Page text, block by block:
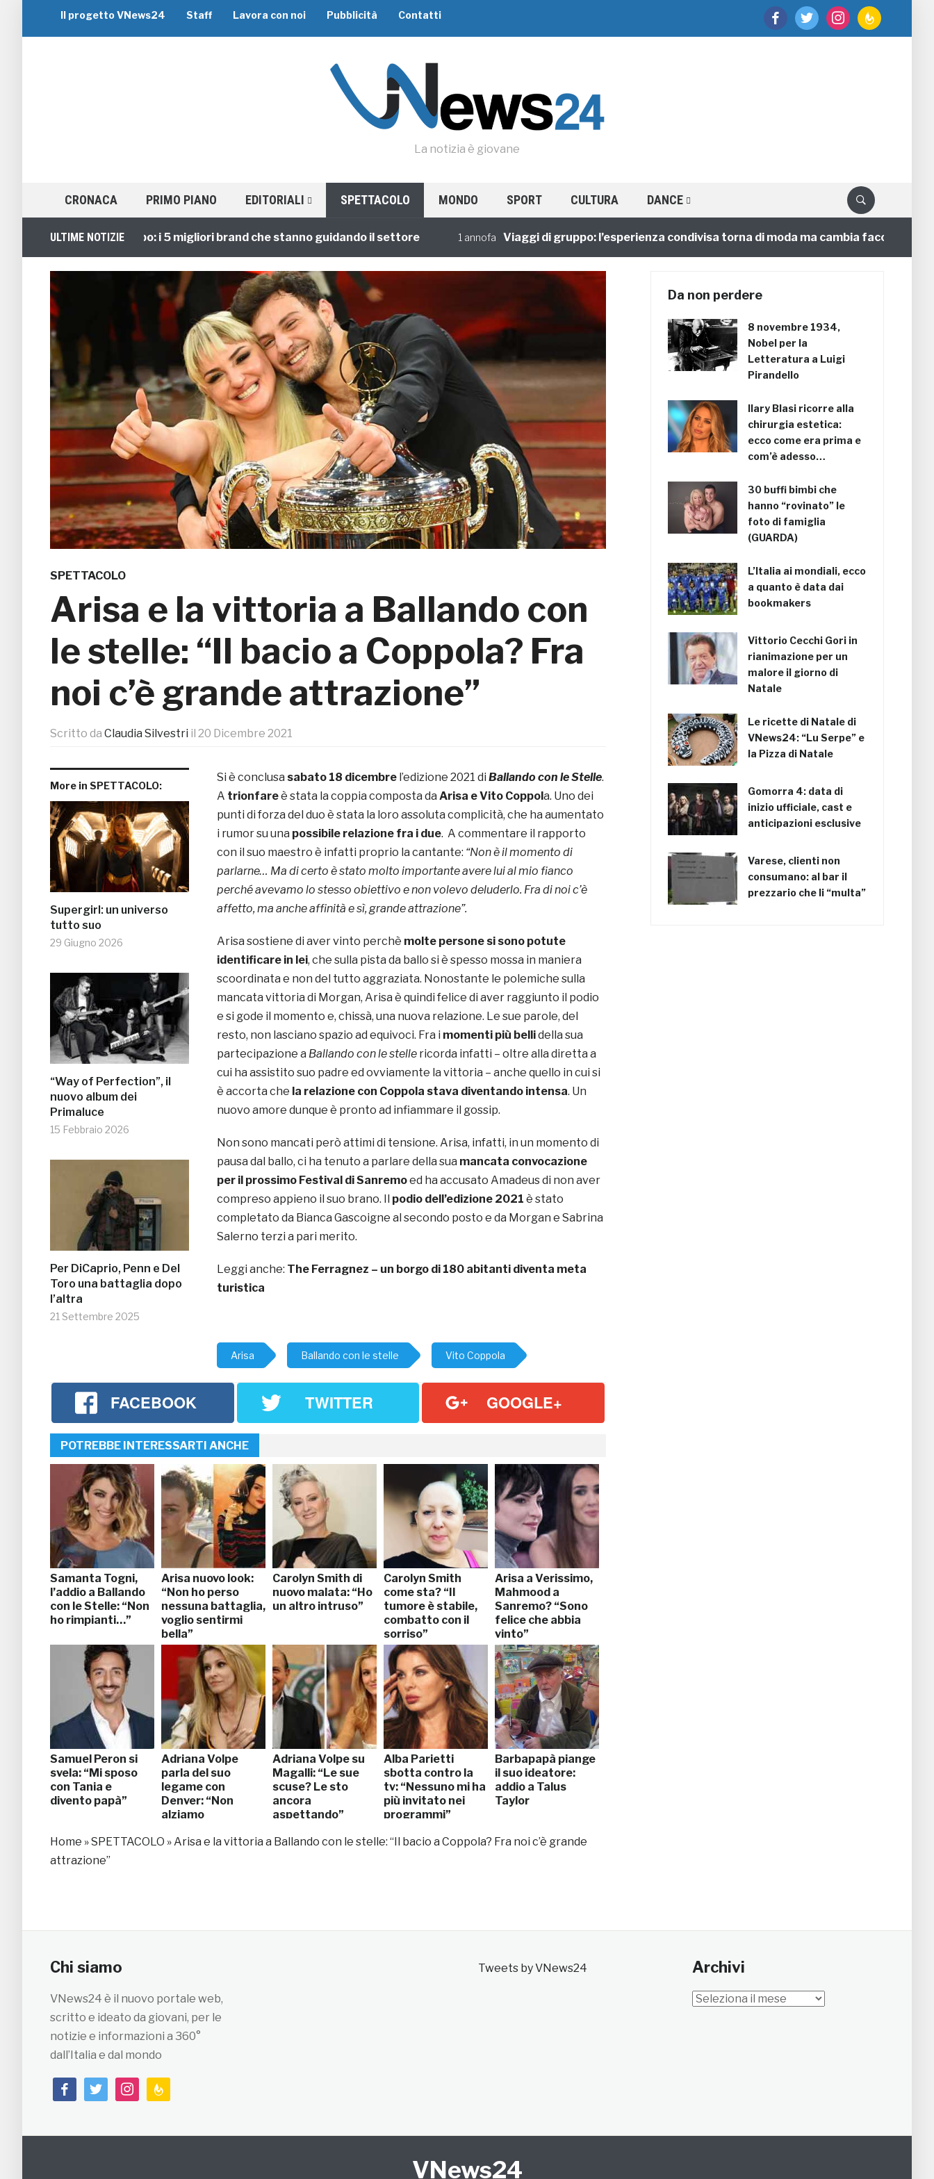
facebooktwitter instagramfeedburner
Il progetto VNews24 Staff Lavora con noi Pubblicità Contatti
La notizia è giovane
CRONACA PRIMO PIANO EDITORIALI SPETTACOLO MONDO SPORT CULTURA DANCE
ULTIME NOTIZIE
Viaggi di Gruppo: i 5 migliori brand che stanno guidando il settore 1 annofa Viaggi di gruppo: l’esperienza condivisa torna di moda ma cambia faccia
SPETTACOLO
Arisa e la vittoria a Ballando con
le stelle: “Il bacio a Coppola? Fra
noi c’è grande attrazione”
Scritto da Claudia Silvestri il 20 Dicembre 2021
More in SPETTACOLO:
Supergirl: un universo
tutto suo
29 Giugno 2026
“Way of Perfection”, il
nuovo album dei
Primaluce
15 Febbraio 2026
Per DiCaprio, Penn e Del
Toro una battaglia dopo
l’altra
21 Settembre 2025
Si è conclusa sabato 18 dicembre l’edizione 2021 di Ballando con le Stelle.
A trionfareè stata la coppia composta da Arisa e Vito Coppola. Uno dei
punti di forza del duo è stata la loro assoluta complicità, che ha aumentato
i rumor su una possibile relazione fra i due. A commentare il rapporto
con il suo maestro è infatti proprio la cantante: “Non è il momento di
parlarne… Ma di certo è stato molto importante avere lui al mio fianco
perché avevamo lo stesso obiettivo e non volevo deluderlo. Fra di noi c’è
affetto, ma anche affinità e sì, grande attrazione”.
Arisa sostiene di aver vinto perchè molte persone si sono potute
identificare in lei, che sulla pista da ballo si è spesso mossa in maniera
scoordinata e non del tutto aggraziata. Nonostante le polemiche sulla
mancata vittoria di Morgan, Arisa è quindi felice di aver raggiunto il podio
e si gode il momento e, chissà, una nuova relazione. Le sue parole, del
resto, non lasciano spazio ad equivoci. Fra i momenti più bellidella sua
partecipazione a Ballando con le stelle ricorda infatti – oltre alla diretta a
cui ha assistito suo padre ed ovviamente la vittoria – anche quello in cui si
è accorta che la relazione con Coppola stava diventando intensa. Un
nuovo amore dunque è pronto ad infiammare il gossip.
Non sono mancati però attimi di tensione. Arisa, infatti, in un momento di
pausa dal ballo, ci ha tenuto a parlare della sua mancata convocazione
per il prossimo Festival di Sanremoed ha accusato Amadeus di non aver
compreso appieno il suo brano. Il podio dell’edizione 2021 è stato
completato da Bianca Gascoigne al secondo posto e da Morgan e Sabrina
Salerno terzi a pari merito.
Leggi anche: The Ferragnez – un borgo di 180 abitanti diventa meta
turistica
Arisa Ballando con le stelle Vito Coppola
FACEBOOK TWITTER GOOGLE+
POTREBBE INTERESSARTI ANCHE
Samanta Togni,
l’addio a Ballando
con le Stelle: “Non
ho rimpianti…”
Arisa nuovo look:
“Non ho perso
nessuna battaglia,
voglio sentirmi
bella”
Carolyn Smith di
nuovo malata: “Ho
un altro intruso”
Carolyn Smith
come sta? “Il
tumore è stabile,
combatto con il
sorriso”
Arisa a Verissimo,
Mahmood a
Sanremo? “Sono
felice che abbia
vinto”
Samuel Peron si
svela: “Mi sposo
con Tania e
divento papà”
Adriana Volpe
parla del suo
legame con
Denver: “Non
alziamo
Adriana Volpe su
Magalli: “Le sue
scuse? Le sto
ancora
aspettando”
Alba Parietti
sbotta contro la
tv: “Nessuno mi ha
più invitato nei
programmi”
Barbapapà piange
il suo ideatore:
addio a Talus
Taylor
Home »SPETTACOLO » Arisa e la vittoria a Ballando con le stelle: “Il bacio a Coppola? Fra noi c’è grande
attrazione”
Da non perdere
8 novembre 1934,
Nobel per la
Letteratura a Luigi
Pirandello
Ilary Blasi ricorre alla
chirurgia estetica:
ecco come era prima e
com’è adesso…
30 buffi bimbi che
hanno “rovinato” le
foto di famiglia
(GUARDA)
L’Italia ai mondiali, ecco
a quanto è data dai
bookmakers
Vittorio Cecchi Gori in
rianimazione per un
malore il giorno di
Natale
Le ricette di Natale di
VNews24: “Lu Serpe” e
la Pizza di Natale
Gomorra 4: data di
inizio ufficiale, cast e
anticipazioni esclusive
Varese, clienti non
consumano: al bar il
prezzario che li “multa”
Chi siamo
VNews24 è il nuovo portale web,
scritto e ideato da giovani, per le
notizie e informazioni a 360°
dall’Italia e dal mondo
facebooktwitterinstagramfeedburner
Tweets by VNews24 Archivi
Archivi
VNews24